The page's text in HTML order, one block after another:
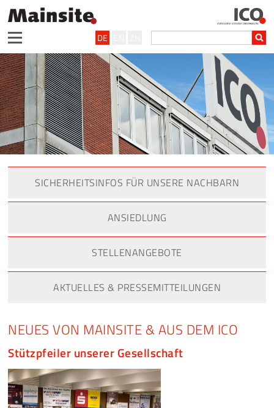
DE
SICHERHEITSINFOS FÜR UNSERE NACHBARN
ANSIEDLUNG
STELLENANGEBOTE
AKTUELLES & PRESSEMITTEILUNGEN
NEUES VON MAINSITE & AUS DEM ICO
Stützpfeiler unserer Gesellschaft